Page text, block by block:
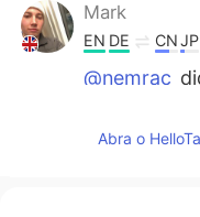
Mark
EN DE CNJP
@nemrac
Mark
Abra o